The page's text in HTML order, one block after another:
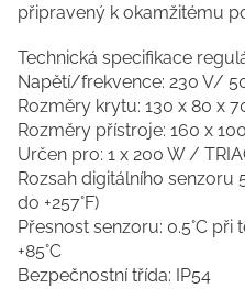
připravený k okamžitému
Technická specifikace
Napětí/frekvence: 230 V/
Rozměry krytu: 130 x 80 x
Rozměry přístroje: 160 x
Určen pro: 1 x 200 W /
Rozsah digitálního senzoru
do +257°F)
Přesnost senzoru: 0.5°C při
+85°C
Bezpečnostní třída: IP54